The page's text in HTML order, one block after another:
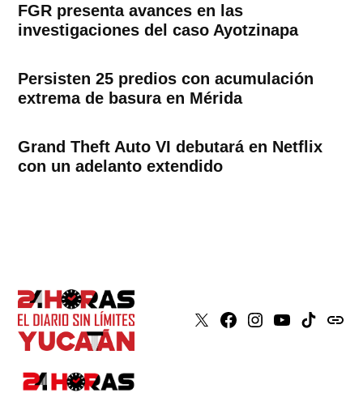
FGR presenta avances en las
investigaciones del caso Ayotzinapa
Persisten 25 predios con acumulación
extrema de basura en Mérida
Grand Theft Auto VI debutará en Netflix
con un adelanto extendido
X Faceboook
Instagram
YoutubeTiktokissuu